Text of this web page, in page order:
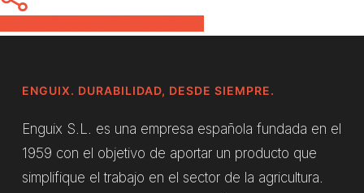
ENGUIX. DURABILIDAD, DESDE SIEMPRE.
Enguix S.L. es una empresa española fundada en el
1959 con el objetivo de aportar un producto que
simplifique el trabajo en el sector de la agricultura.